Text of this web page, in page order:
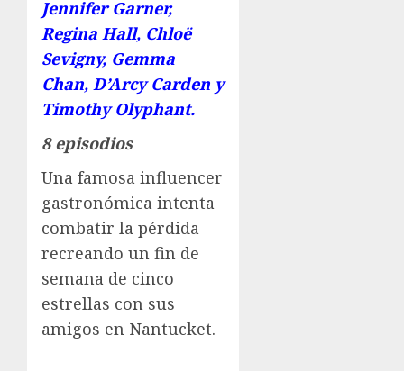
Jennifer Garner,
Regina Hall, Chloë
Sevigny, Gemma
Chan, D’Arcy Carden y
Timothy Olyphant.
8 episodios
Una famosa influencer
gastronómica intenta
combatir la pérdida
recreando un fin de
semana de cinco
estrellas con sus
amigos en Nantucket.